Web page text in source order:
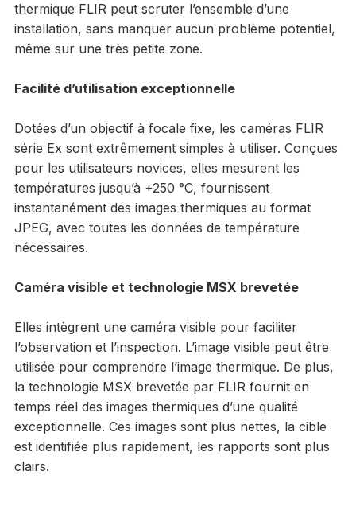
thermique FLIR peut scruter l’ensemble d’une
installation, sans manquer aucun problème potentiel,
même sur une très petite zone.
Facilité d’utilisation exceptionnelle
Dotées d’un objectif à focale fixe, les caméras FLIR
série Ex sont extrêmement simples à utiliser. Conçues
pour les utilisateurs novices, elles mesurent les
températures jusqu’à +250 °C, fournissent
instantanément des images thermiques au format
JPEG, avec toutes les données de température
nécessaires.
Caméra visible et technologie MSX brevetée
Elles intègrent une caméra visible pour faciliter
l’observation et l’inspection. L’image visible peut être
utilisée pour comprendre l’image thermique. De plus,
la technologie MSX brevetée par FLIR fournit en
temps réel des images thermiques d’une qualité
exceptionnelle. Ces images sont plus nettes, la cible
est identifiée plus rapidement, les rapports sont plus
clairs.